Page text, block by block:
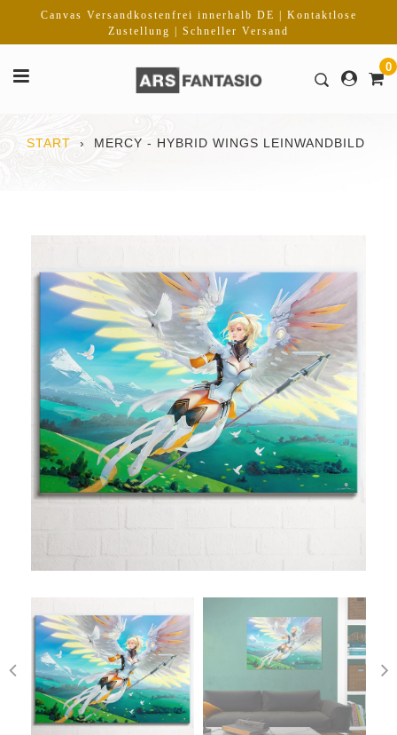
Inhalt
Canvas Versandkostenfrei innerhalb DE | Kontaktlose
Zustellung | Schneller Versand
0
START › MERCY - HYBRID WINGS LEINWANDBILD